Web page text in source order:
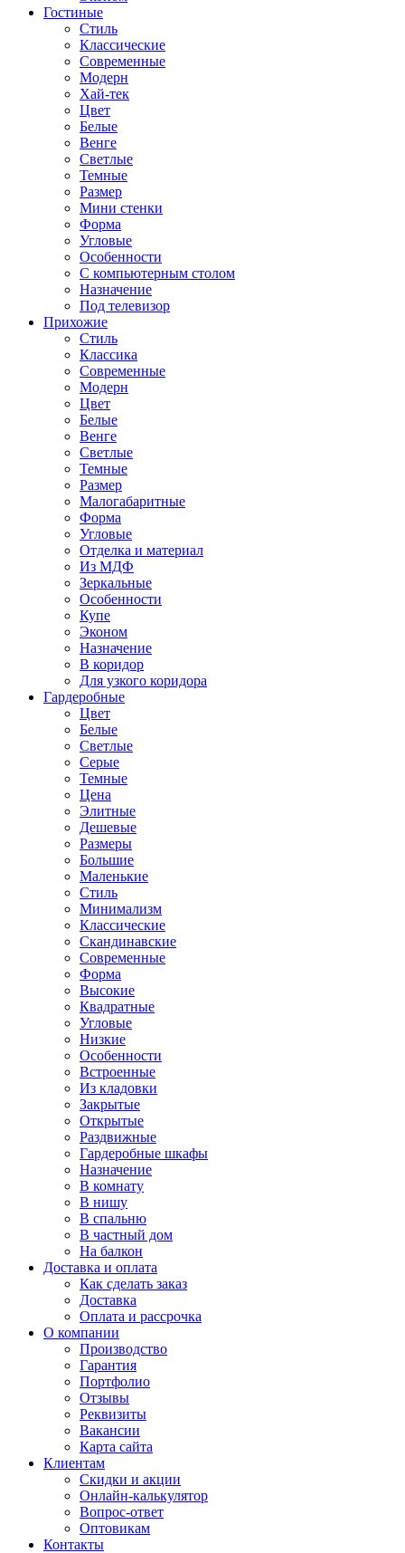
Гостиные
Стиль
Классические
Современные
Модерн
Хай-тек
Цвет
Белые
Венге
Светлые
Темные
Размер
Мини стенки
Форма
Угловые
Особенности
С компьютерным столом
Назначение
Под телевизор
Прихожие
Стиль
Классика
Современные
Модерн
Цвет
Белые
Венге
Светлые
Темные
Размер
Малогабаритные
Форма
Угловые
Отделка и материал
Из МДФ
Зеркальные
Особенности
Купе
Эконом
Назначение
В коридор
Для узкого коридора
Гардеробные
Цвет
Белые
Светлые
Серые
Темные
Цена
Элитные
Дешевые
Размеры
Большие
Маленькие
Стиль
Минимализм
Классические
Скандинавские
Современные
Форма
Высокие
Квадратные
Угловые
Низкие
Особенности
Встроенные
Из кладовки
Закрытые
Открытые
Раздвижные
Гардеробные шкафы
Назначение
В комнату
В нишу
В спальню
В частный дом
На балкон
Доставка и оплата
Как сделать заказ
Доставка
Оплата и рассрочка
О компании
Производство
Гарантия
Портфолио
Отзывы
Реквизиты
Вакансии
Карта сайта
Клиентам
Скидки и акции
Онлайн-калькулятор
Вопрос-ответ
Оптовикам
Контакты